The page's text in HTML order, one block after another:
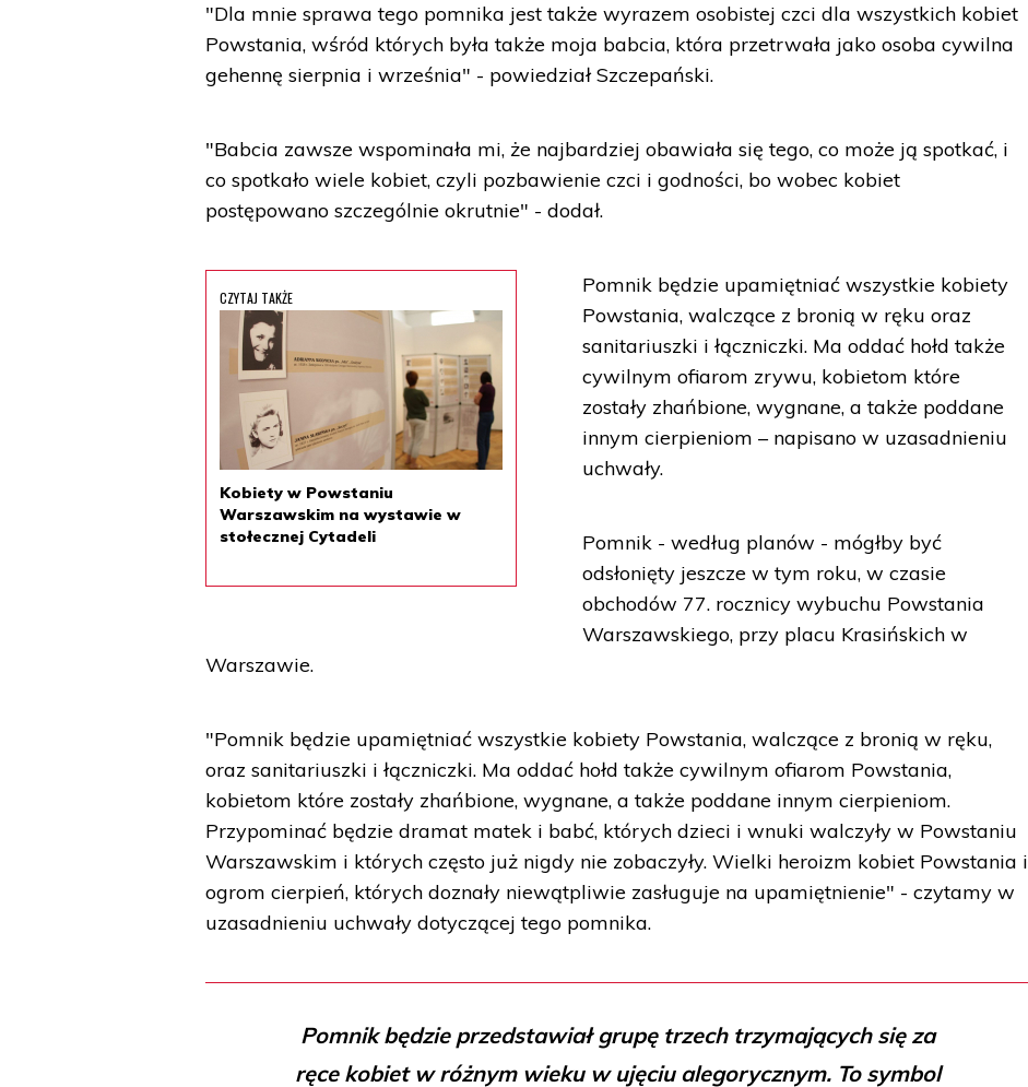
"Dla mnie sprawa tego pomnika jest także wyrazem osobistej czci dla wszystkich kobiet
Powstania, wśród których była także moja babcia, która przetrwała jako osoba cywilna
gehennę sierpnia i września" - powiedział Szczepański.
"Babcia zawsze wspominała mi, że najbardziej obawiała się tego, co może ją spotkać, i
co spotkało wiele kobiet, czyli pozbawienie czci i godności, bo wobec kobiet
postępowano szczególnie okrutnie" - dodał.
CZYTAJ TAKŻE
Kobiety w Powstaniu
Warszawskim na wystawie w
stołecznej Cytadeli
Pomnik będzie upamiętniać wszystkie kobiety
Powstania, walczące z bronią w ręku oraz
sanitariuszki i łączniczki. Ma oddać hołd także
cywilnym ofiarom zrywu, kobietom które
zostały zhańbione, wygnane, a także poddane
innym cierpieniom – napisano w uzasadnieniu
uchwały.
Pomnik - według planów - mógłby być
odsłonięty jeszcze w tym roku, w czasie
obchodów 77. rocznicy wybuchu Powstania
Warszawskiego, przy placu Krasińskich w
Warszawie.
"Pomnik będzie upamiętniać wszystkie kobiety Powstania, walczące z bronią w ręku,
oraz sanitariuszki i łączniczki. Ma oddać hołd także cywilnym ofiarom Powstania,
kobietom które zostały zhańbione, wygnane, a także poddane innym cierpieniom.
Przypominać będzie dramat matek i babć, których dzieci i wnuki walczyły w Powstaniu
Warszawskim i których często już nigdy nie zobaczyły. Wielki heroizm kobiet Powstania i
ogrom cierpień, których doznały niewątpliwie zasługuje na upamiętnienie" - czytamy w
uzasadnieniu uchwały dotyczącej tego pomnika.
Pomnik będzie przedstawiał grupę trzech trzymających się za
ręce kobiet w różnym wieku w ujęciu alegorycznym. To symbol